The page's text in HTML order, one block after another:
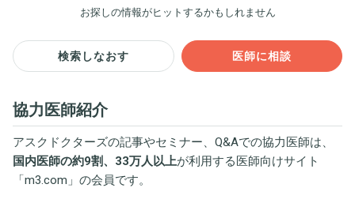
お探しの情報がヒットするかもしれません
検索しなおす 医師に相談
協力医師紹介
アスクドクターズの記事やセミナー、Q&Aでの協力医師は、
国内医師の約9割、33万人以上が利用する医師向けサイト
「m3.com 」の会員です。